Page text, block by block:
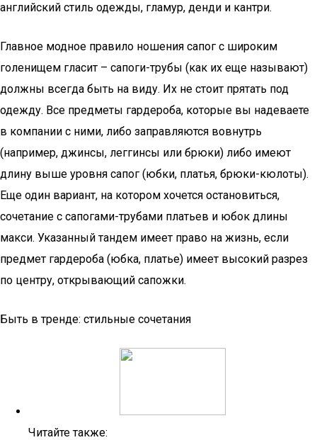
английский стиль одежды, гламур, денди и кантри.
Главное модное правило ношения сапог с широким
голенищем гласит – сапоги-трубы (как их еще называют)
должны всегда быть на виду. Их не стоит прятать под
одежду. Все предметы гардероба, которые вы надеваете
в компании с ними, либо заправляются вовнутрь
(например, джинсы, леггинсы или брюки) либо имеют
длину выше уровня сапог (юбки, платья, брюки-кюлоты).
Еще один вариант, на котором хочется остановиться,
сочетание с сапогами-трубами платьев и юбок длины
макси. Указанный тандем имеет право на жизнь, если
предмет гардероба (юбка, платье) имеет высокий разрез
по центру, открывающий сапожки.
Быть в тренде: стильные сочетания
Читайте также: